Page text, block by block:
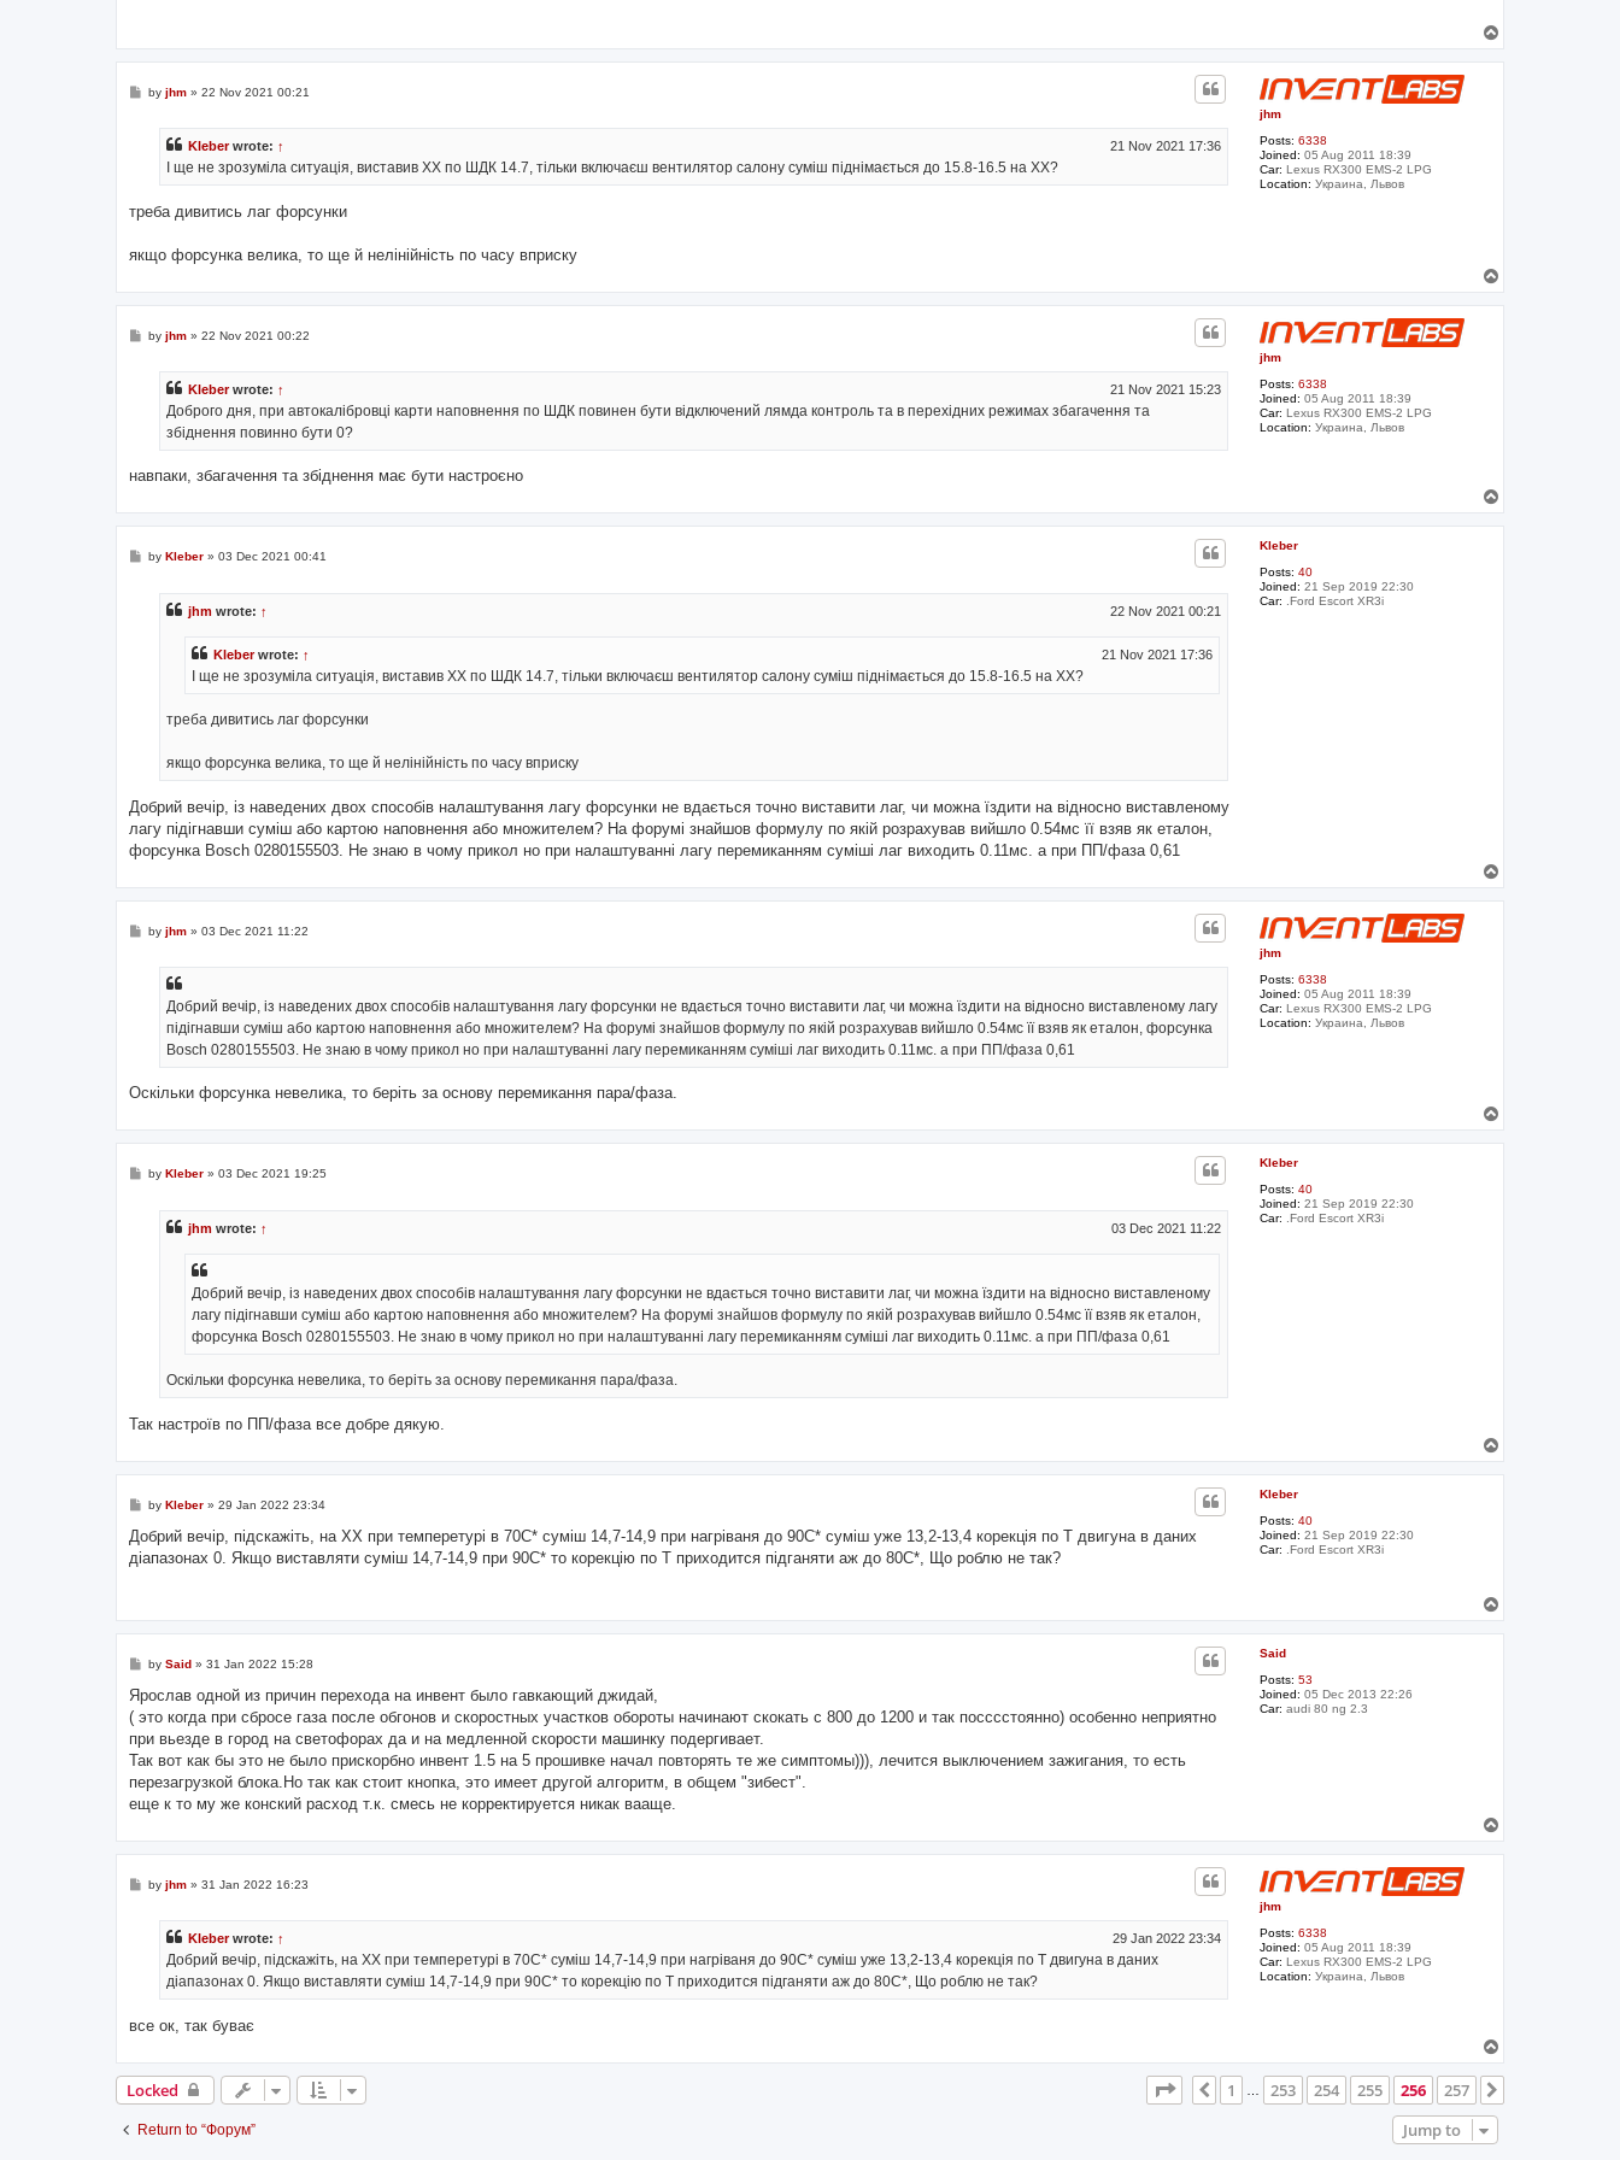
o
p
jhm
Posts: 6338
Joined: 05 Aug 2011 18:39
Car: Lexus RX300 EMS-2 LPG
Location: Украина, Львов
Pby jhm» 22 Nov 2021 00:21
Kleberwrote: ↑ 21 Nov 2021 17:36
І ще не зрозуміла ситуація, виставив ХХ по ШДК 14.7, тільки включаєш вентилятор салону суміш піднімається до 15.8-16.5 на ХХ?
треба дивитись лаг форсунки
якщо форсунка велика, то ще й нелінійність по часу вприску
o
p
jhm
Posts: 6338
Joined: 05 Aug 2011 18:39
Car: Lexus RX300 EMS-2 LPG
Location: Украина, Львов
Pby jhm» 22 Nov 2021 00:22
Kleberwrote: ↑ 21 Nov 2021 15:23
Доброго дня, при автокалібровці карти наповнення по ШДК повинен бути відключений лямда контроль та в перехідних режимах збагачення та
збіднення повинно бути 0?
навпаки, збагачення та збіднення має бути настроєно
o
p
Kleber
Posts: 40
Joined: 21 Sep 2019 22:30
Car: .Ford Escort XR3i
Pby Kleber» 03 Dec 2021 00:41
jhm wrote: ↑ 22 Nov 2021 00:21
Kleberwrote: ↑ 21 Nov 2021 17:36
І ще не зрозуміла ситуація, виставив ХХ по ШДК 14.7, тільки включаєш вентилятор салону суміш піднімається до 15.8-16.5 на ХХ?
треба дивитись лаг форсунки
якщо форсунка велика, то ще й нелінійність по часу вприску
Добрий вечір, із наведених двох способів налаштування лагу форсунки не вдається точно виставити лаг, чи можна їздити на відносно виставленому
лагу підігнавши суміш або картою наповнення або множителем? На форумі знайшов формулу по якій розрахував вийшло 0.54мс її взяв як еталон,
форсунка Bosch 0280155503. Не знаю в чому прикол но при налаштуванні лагу перемиканням суміші лаг виходить 0.11мс. а при ПП/фаза 0,61
o
p
jhm
Posts: 6338
Joined: 05 Aug 2011 18:39
Car: Lexus RX300 EMS-2 LPG
Location: Украина, Львов
Pby jhm» 03 Dec 2021 11:22
Добрий вечір, із наведених двох способів налаштування лагу форсунки не вдається точно виставити лаг, чи можна їздити на відносно виставленому лагу
підігнавши суміш або картою наповнення або множителем? На форумі знайшов формулу по якій розрахував вийшло 0.54мс її взяв як еталон, форсунка
Bosch 0280155503. Не знаю в чому прикол но при налаштуванні лагу перемиканням суміші лаг виходить 0.11мс. а при ПП/фаза 0,61
Оскільки форсунка невелика, то беріть за основу перемикання пара/фаза.
o
p
Kleber
Posts: 40
Joined: 21 Sep 2019 22:30
Car: .Ford Escort XR3i
Pby Kleber» 03 Dec 2021 19:25
jhm wrote: ↑ 03 Dec 2021 11:22
Добрий вечір, із наведених двох способів налаштування лагу форсунки не вдається точно виставити лаг, чи можна їздити на відносно виставленому
лагу підігнавши суміш або картою наповнення або множителем? На форумі знайшов формулу по якій розрахував вийшло 0.54мс її взяв як еталон,
форсунка Bosch 0280155503. Не знаю в чому прикол но при налаштуванні лагу перемиканням суміші лаг виходить 0.11мс. а при ПП/фаза 0,61
Оскільки форсунка невелика, то беріть за основу перемикання пара/фаза.
Так настроїв по ПП/фаза все добре дякую.
o
p
Kleber
Posts: 40
Joined: 21 Sep 2019 22:30
Car: .Ford Escort XR3i
P
s
by Kleber» 29 Jan 2022 23:34
Добрий вечір, підскажіть, на ХХ при темперетурі в 70С* суміш 14,7-14,9 при нагріваня до 90С* суміш уже 13,2-13,4 корекція по Т двигуна в даних
діапазонах 0. Якщо виставляти суміш 14,7-14,9 при 90С* то корекцію по Т приходится підганяти аж до 80С*, Що роблю не так?
o
p
Said
Posts: 53
Joined: 05 Dec 2013 22:26
Car: audi 80 ng 2.3
P
s
by Said» 31 Jan 2022 15:28
Ярослав одной из причин перехода на инвент было гавкающий джидай,
( это когда при сбросе газа после обгонов и скоростных участков обороты начинают скокать с 800 до 1200 и так посссстоянно) особенно неприятно
при вьезде в город на светофорах да и на медленной скорости машинку подергивает.
Так вот как бы это не было прискорбно инвент 1.5 на 5 прошивке начал повторять те же симптомы))), лечится выключением зажигания, то есть
перезагрузкой блока.Но так как стоит кнопка, это имеет другой алгоритм, в общем "зибест".
еще к то му же конский расход т.к. смесь не корректируется никак вааще.
o
p
jhm
Posts: 6338
Joined: 05 Aug 2011 18:39
Car: Lexus RX300 EMS-2 LPG
Location: Украина, Львов
Pby jhm» 31 Jan 2022 16:23
Kleberwrote: ↑ 29 Jan 2022 23:34
Добрий вечір, підскажіть, на ХХ при темперетурі в 70С* суміш 14,7-14,9 при нагріваня до 90С* суміш уже 13,2-13,4 корекція по Т двигуна в даних
діапазонах 0. Якщо виставляти суміш 14,7-14,9 при 90С* то корекцію по Т приходится підганяти аж до 80С*, Що роблю не так?
все ок, так буває
o
p
Locked Page 256 257
Previous
1 253 254 255 256 257
Return to “Форум” Jump to